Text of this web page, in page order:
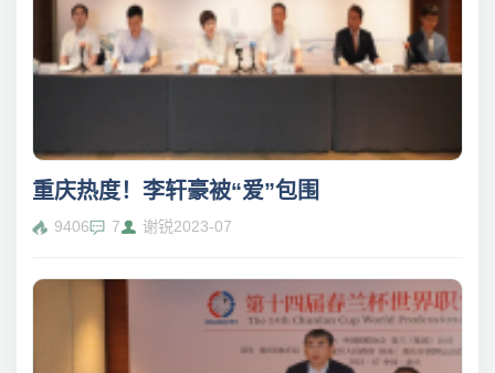
重庆热度！李轩豪被“爱”包围
9406 7 谢锐2023-07